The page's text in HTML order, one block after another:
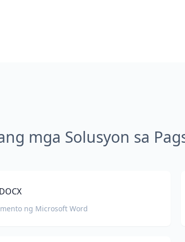
mga Solusyon sa
DOCX
ng Microsoft Word